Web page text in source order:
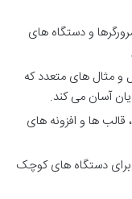
و دستگاه های
و مثال های متعدد که
آسان می کند.
قالب ها و افزونه های
برای دستگاه های کوچک